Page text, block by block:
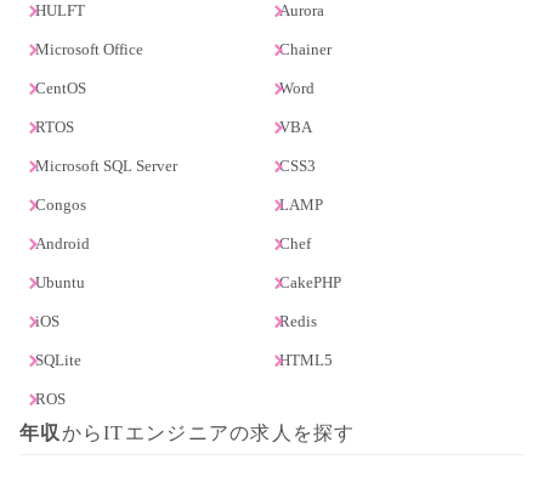
HULFT Aurora
Microsoft Office Chainer
CentOS Word
RTOS VBA
Microsoft SQL Server CSS3
Congos LAMP
Android Chef
Ubuntu CakePHP
iOS Redis
SQLite HTML5
ROS
年収 からITエンジニアの求人を探す